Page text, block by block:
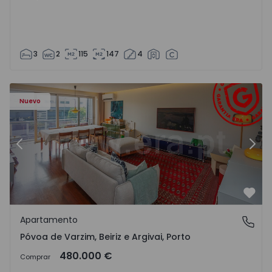
3 2 115 147 4
Nuevo
e Argivai - 1574602 - 20
Apartamento T3 Póvoa de Varzim, Póvoa de Varzim,
Anterior
Póvoa de Varzim, Beiriz e Argivai, Porto
Apartamento
Póvoa de Varzim, Beiriz e Argivai, Porto
Comprar 480.000 €